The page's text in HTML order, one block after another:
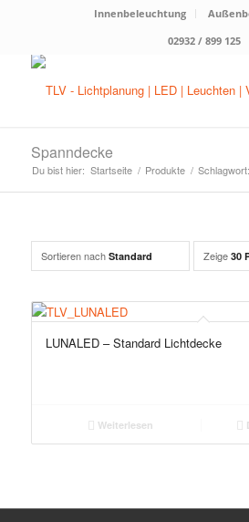
Innenbeleuchtung
02932 / 899 125
Spanndecke
Du bist hier: Startseite / Produkte /
Sortieren nach Standard Zeige 30
LUNALED – Standard Lichtdecke
Weiterlesen